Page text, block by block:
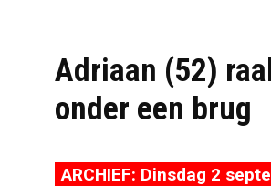
Adriaan (52)
onder een brug
ARCHIEF: Dinsdag 2